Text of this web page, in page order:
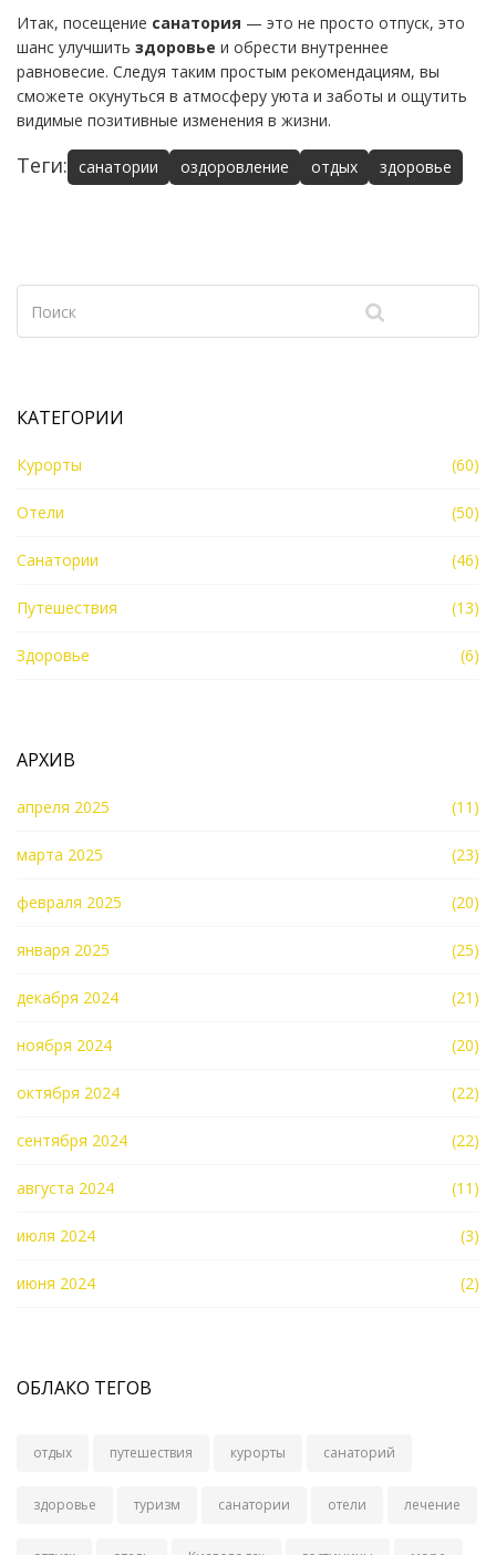
Итак, посещение санатория — это не просто отпуск, это
шанс улучшить здоровье и обрести внутреннее
равновесие. Следуя таким простым рекомендациям, вы
сможете окунуться в атмосферу уюта и заботы и ощутить
видимые позитивные изменения в жизни.
Теги: санатории оздоровление отдых здоровье
КАТЕГОРИИ
Курорты (60)
Отели (50)
Санатории (46)
Путешествия (13)
Здоровье (6)
АРХИВ
апреля 2025 (11)
марта 2025 (23)
февраля 2025 (20)
января 2025 (25)
декабря 2024 (21)
ноября 2024 (20)
октября 2024 (22)
сентября 2024 (22)
августа 2024 (11)
июля 2024 (3)
июня 2024 (2)
ОБЛАКО ТЕГОВ
отдых путешествия курорты санаторий
здоровье туризм санатории отели лечение